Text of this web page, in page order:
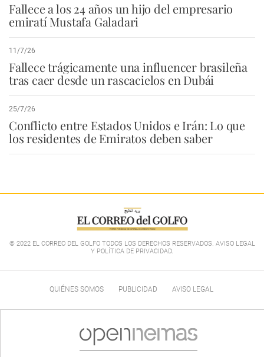
Fallece a los 24 años un hijo del empresario
emiratí Mustafa Galadari
11/7/26
Fallece trágicamente una influencer brasileña
tras caer desde un rascacielos en Dubái
25/7/26
Conflicto entre Estados Unidos e Irán: Lo que
los residentes de Emiratos deben saber
© 2022 EL CORREO DEL GOLFO TODOS LOS DERECHOS RESERVADOS. AVISO LEGAL
Y POLÍTICA DE PRIVACIDAD.
QUIÉNES SOMOS PUBLICIDAD AVISO LEGAL